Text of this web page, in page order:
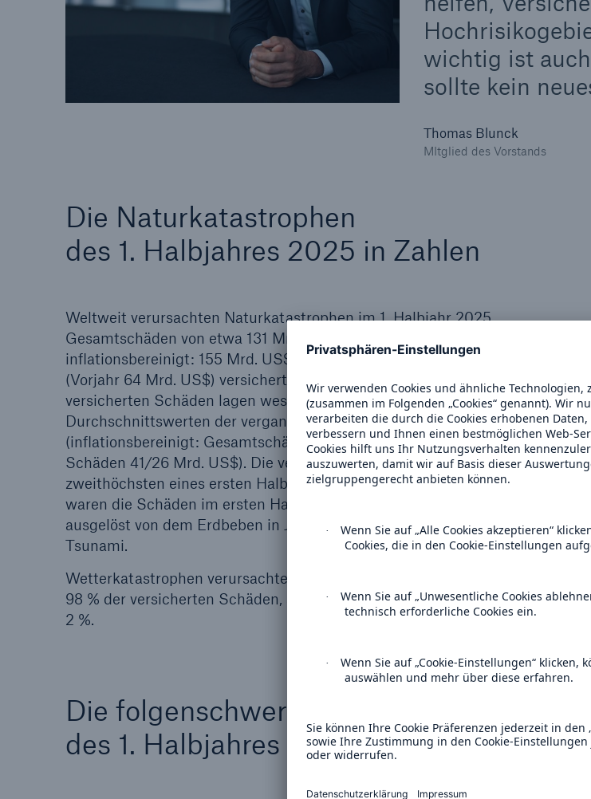
wichtig ist
sollte kein
Thomas Blunck
MItglied des Vorstands
Die Naturkatastrophen
des 1. Halbjahres 2025 in Zahlen
Weltweit verursachten Naturkatastrophen im 1. Halbjahr 2025
Gesamtschäden von etwa 131 Mrd. US$ (Vorjahr
inflationsbereinigt: 155 Mrd. US$), davon waren 80 Mrd. US$
(Vorjahr 64 Mrd. US$) versichert. Die Gesamt- und die
versicherten Schäden lagen wesentlich über den
Durchschnittswerten der vergangenen zehn und 30 Jahre
(inflationsbereinigt: Gesamtschäden 101/79 Mrd. US$, versicherte
Schäden 41/26 Mrd. US$). Die versicherten Schäden sind die
zweithöchsten eines ersten Halbjahres seit 1980. Nur im Jahr 2011
waren die Schäden im ersten Halbjahr noch höher, damals
ausgelöst von dem Erdbeben in Japan mit einem verheerenden
Tsunami.
Wetterkatastrophen verursachten 88 % der Gesamtschäden und
98 % der versicherten Schäden, auf Erdbeben entfielen 12 % und
2 %.
Die folgenschwersten Naturkatastrophen
des 1. Halbjahres 2025